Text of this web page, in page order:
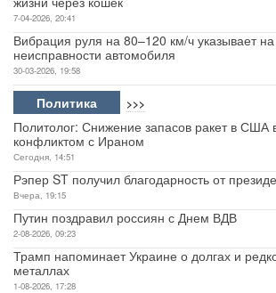
7-04-2026, 20:41
Вибрация руля на 80–120 км/ч указывает
неисправности автомобиля
30-03-2026, 19:58
Политика >>>
Политолог: Снижение запасов ракет в США
конфликтом с Ираном
Сегодня, 14:51
Рэпер ST получил благодарность от
Вчера, 19:15
Путин поздравил россиян с Днем ВДВ
2-08-2026, 09:23
Трамп напоминает Украине о долгах и
металлах
1-08-2026, 17:28